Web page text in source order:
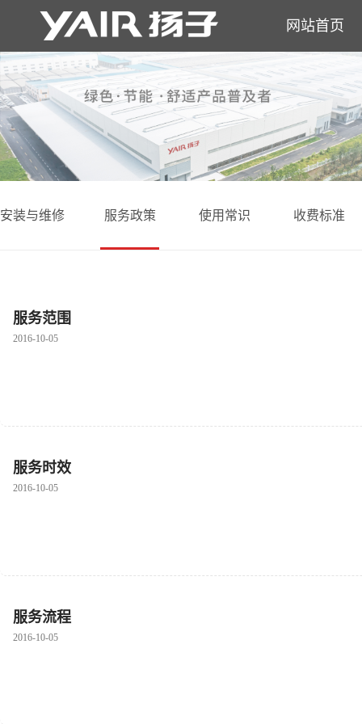
网站首页
安装与维修 服务政策 使用常识 收费标准
服务范围
2016-10-05
服务时效
2016-10-05
服务流程
2016-10-05